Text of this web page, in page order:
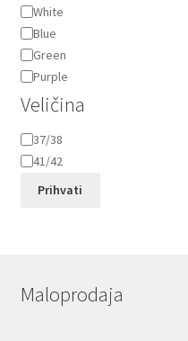
BojaWhite
Blue
Green
Purple
Veličina
Veličina
37/38
41/42
Prihvati
Maloprodaja